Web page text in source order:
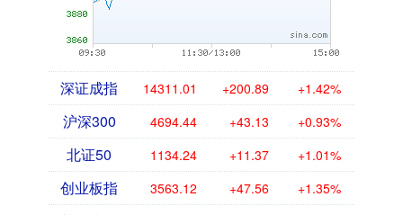
深证成指 14311.01 +200.89 +1.42%
沪深300 4694.44 +43.13 +0.93%
北证50 1134.24 +11.37 +1.01%
创业板指 3563.12 +47.56 +1.35%